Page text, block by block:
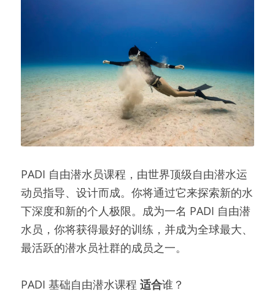
PADI 自由潜水员课程，由世界顶级自由潜水运
动员指导、设计而成。你将通过它来探索新的水
下深度和新的个人极限。成为一名 PADI 自由潜
水员，你将获得最好的训练，并成为全球最大、
最活跃的潜水员社群的成员之一。
PADI 基础自由潜水课程 适合谁？